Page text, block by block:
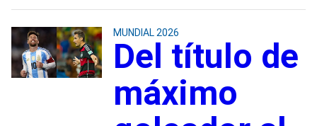
MUNDIAL 2026
Del título de
máximo